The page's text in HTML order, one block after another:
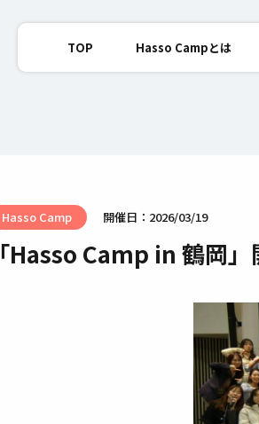
TOP Hasso Campとは
Hasso Camp 開催日：2026/03/19
「Hasso Camp in 鶴岡